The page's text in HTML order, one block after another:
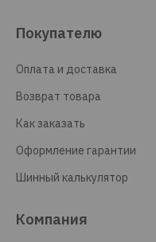
Покупателю
Оплата и доставка
Возврат товара
Как заказать
Оформление гарантии
Шинный калькулятор
Компания